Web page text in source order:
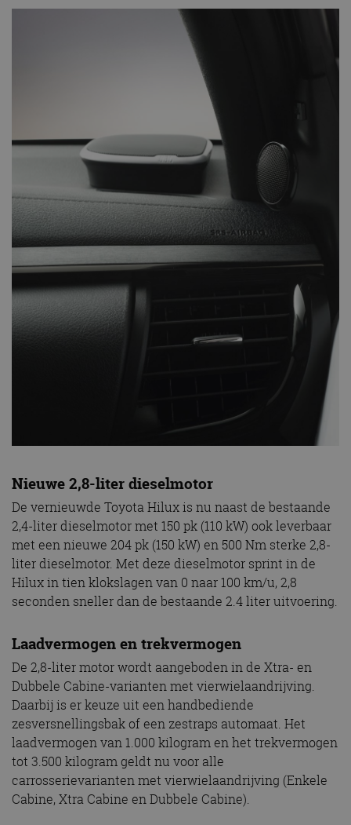
Nieuwe 2,8-liter dieselmotor
De vernieuwde Toyota Hilux is nu naast de bestaande
2,4-liter dieselmotor met 150 pk (110 kW) ook leverbaar
met een nieuwe 204 pk (150 kW) en 500 Nm sterke 2,8-
liter dieselmotor. Met deze dieselmotor sprint in de
Hilux in tien klokslagen van 0 naar 100 km/u, 2,8
seconden sneller dan de bestaande 2.4 liter uitvoering.
Laadvermogen en trekvermogen
De 2,8-liter motor wordt aangeboden in de Xtra- en
Dubbele Cabine-varianten met vierwielaandrijving.
Daarbij is er keuze uit een handbediende
zesversnellingsbak of een zestraps automaat. Het
laadvermogen van 1.000 kilogram en het trekvermogen
tot 3.500 kilogram geldt nu voor alle
carrosserievarianten met vierwielaandrijving (Enkele
Cabine, Xtra Cabine en Dubbele Cabine).